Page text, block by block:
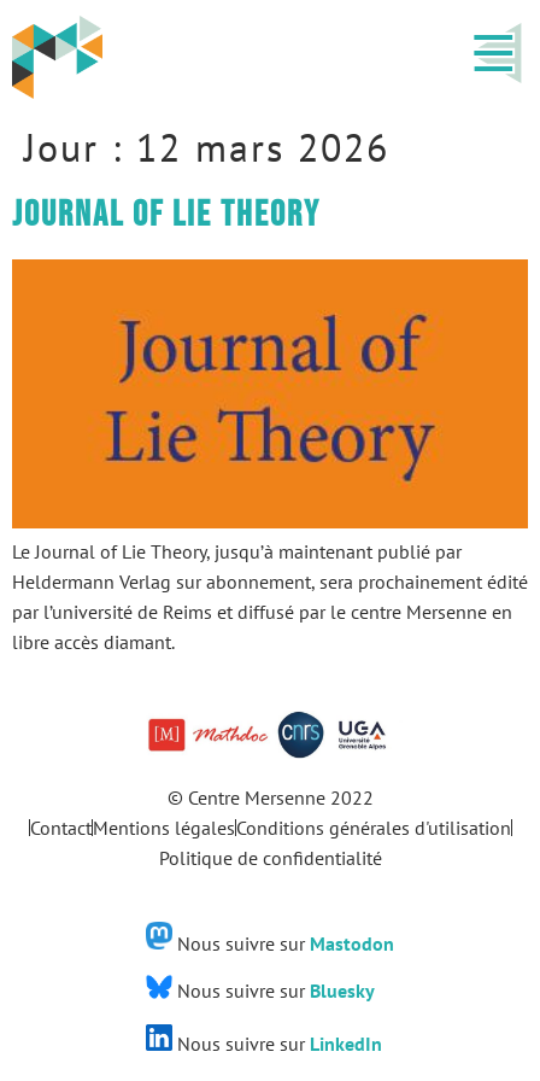
Jour : 12 mars 2026
Journal of Lie Theory
Le Journal of Lie Theory, jusqu’à maintenant publié par
Heldermann Verlag sur abonnement, sera prochainement édité
par l’université de Reims et diffusé par le centre Mersenne en
libre accès diamant.
© Centre Mersenne 2022
ContactMentions légalesConditions générales d'utilisation
Politique de confidentialité
Nous suivre sur Mastodon
Nous suivre sur Bluesky
Nous suivre sur LinkedIn